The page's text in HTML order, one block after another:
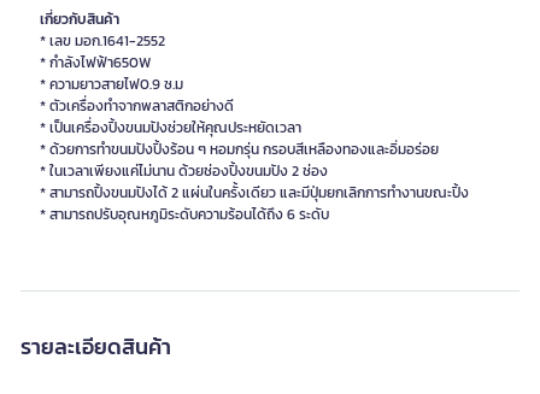
เกี่ยวกับสินค้า
* เลข มอก.1641-2552
* กำลังไฟฟ้า650W
* ความยาวสายไฟ0.9 ซ.ม
* ตัวเครื่องทำจากพลาสติกอย่างดี
* เป็นเครื่องปิ้งขนมปังช่วยให้คุณประหยัดเวลา
* ด้วยการทำขนมปังปิ้งร้อน ๆ หอมกรุ่น กรอบสีเหลืองทองและอิ่มอร่อย
* ในเวลาเพียงแค่ไม่นาน ด้วยช่องปิ้งขนมปัง 2 ช่อง
* สามารถปิ้งขนมปังได้ 2 แผ่นในครั้งเดียว และมีปุ่มยกเลิกการทำงานขณะปิ้ง
รายละเอียดสินค้า